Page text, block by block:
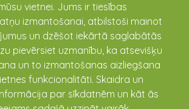
vietnei. Jums ir tiesības
izmantošanai, atbilstoši mainot
un dzēšot iekārtā saglabātās
pievērsiet uzmanību, ka atsevišķu
un to izmantošanas aizliegšana
funkcionalitāti. Skaidra un
par sīkdatnēm un kāt ās